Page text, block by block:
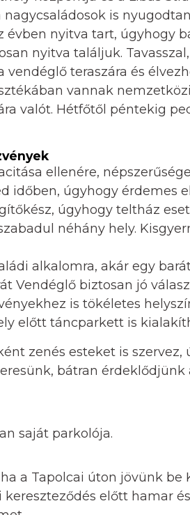
is
évben nyitva tart, úgyhogy
nyitva találjuk.
vendéglő teraszára és
vannak
valót. Hétfőtől péntekig
ellenére,
időben, úgyhogy érdemes
úgyhogy teltház
néhány hely.
alkalomra, akár egy
Vendéglő biztosan jó
is tökéletes
előtt táncparkett is
zenés esteket is
bátran
saját parkolója.
a Tapolcai úton jövünk be
kereszteződés előtt hamar